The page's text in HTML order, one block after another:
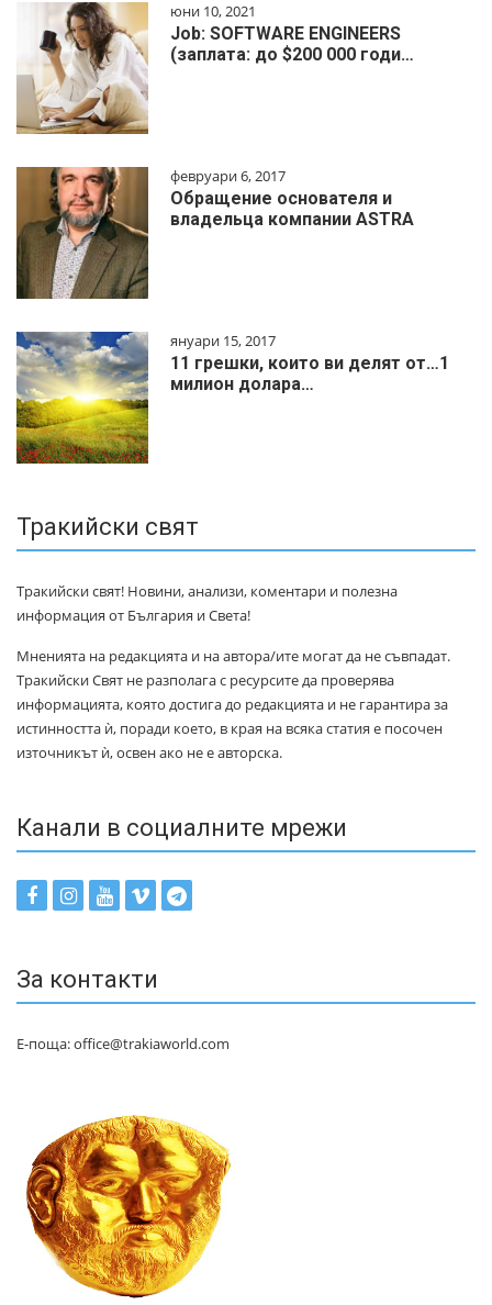
юни 10, 2021
Job: SOFTWARE ENGINEERS
(заплата: до $200 000 годи…
февруари 6, 2017
Обращение основателя и
владельца компании ASTRA
януари 15, 2017
11 грешки, които ви делят от…1
милиoн дoлapa…
Тракийски свят
Тракийски свят! Новини, анализи, коментари и полезна
информация от България и Света!
Мненията на редакцията и на автора/ите могат да не съвпадат.
Тракийски Свят не разполага с ресурсите да проверява
информацията, която достига до редакцията и не гарантира за
истинността ѝ, поради което, в края на всяка статия е посочен
източникът ѝ, освен ако не е авторска.
Канали в социалните мрежи
За контакти
Е-поща: office@trakiaworld.com